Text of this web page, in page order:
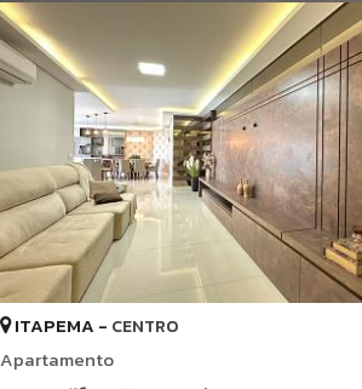
ITAPEMA - CENTRO
Apartamento